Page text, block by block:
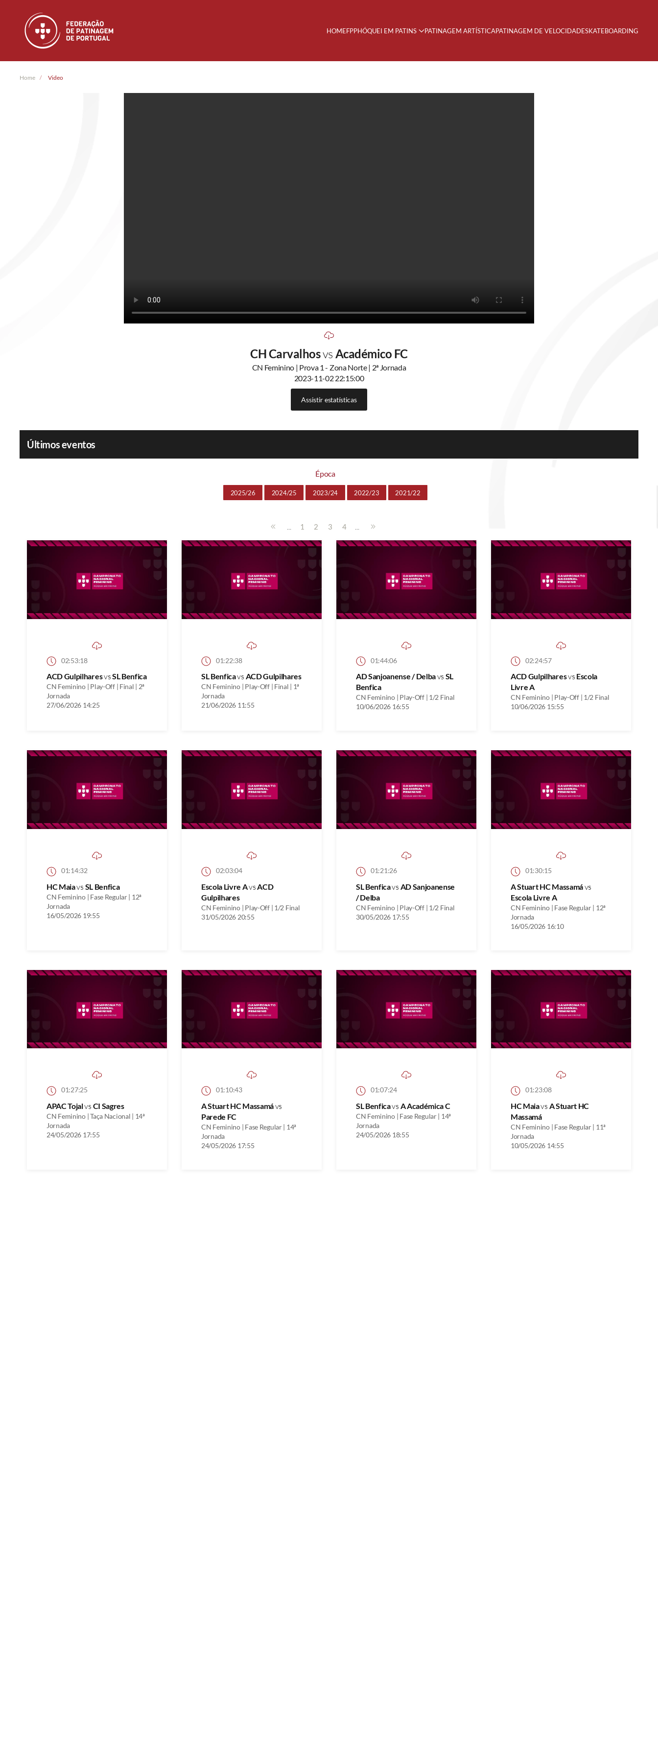
Skip to main content HOMEFPPHÓQUEI EM PATINS PATINAGEM ARTÍSTICAPATINAGEM DE VELOCIDADESKATEBOARDING
Home Video
CH Carvalhosvs Académico FC
CN Feminino | Prova 1 - Zona Norte | 2ª Jornada
2023-11-02 22:15:00
Assistir estatísticas
Últimos eventos
Época
2025/26 2024/25 2023/24 2022/23 2021/22
... 1 2 3 4 ...
02:53:18
ACD GulpilharesvsSL Benfica
CN Feminino | Play-Off | Final | 2ª
Jornada
27/06/2026 14:25
01:22:38
SL Benficavs ACD Gulpilhares
CN Feminino | Play-Off | Final | 1ª
Jornada
21/06/2026 11:55
01:44:06
AD Sanjoanense / Delbavs SL
Benfica
CN Feminino | Play-Off | 1/2 Final
10/06/2026 16:55
02:24:57
ACD Gulpilharesvs Escola
Livre A
CN Feminino | Play-Off | 1/2 Final
10/06/2026 15:55
01:14:32
HC Maiavs SL Benfica
CN Feminino | Fase Regular | 12ª
Jornada
16/05/2026 19:55
02:03:04
Escola Livre AvsACD
Gulpilhares
CN Feminino | Play-Off | 1/2 Final
31/05/2026 20:55
01:21:26
SL Benficavs AD Sanjoanense
/ Delba
CN Feminino | Play-Off | 1/2 Final
30/05/2026 17:55
01:30:15
A Stuart HC Massamávs
Escola Livre A
CN Feminino | Fase Regular | 12ª
Jornada
16/05/2026 16:10
01:27:25
APAC Tojalvs CI Sagres
CN Feminino | Taça Nacional | 14ª
Jornada
24/05/2026 17:55
01:10:43
A Stuart HC Massamávs
Parede FC
CN Feminino | Fase Regular | 14ª
Jornada
24/05/2026 17:55
01:07:24
SL Benficavs A Académica C
CN Feminino | Fase Regular | 14ª
Jornada
24/05/2026 18:55
01:23:08
HC Maiavs A Stuart HC
Massamá
CN Feminino | Fase Regular | 11ª
Jornada
10/05/2026 14:55